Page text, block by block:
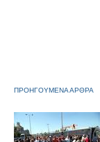
ΠΡΟΗΓΟΥΜΕΝΑ ΑΡΘΡΑ